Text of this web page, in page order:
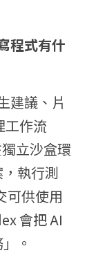
程式有什
建議、片
工作流
立沙盒環
執行測
可供使用
會把 AI
。